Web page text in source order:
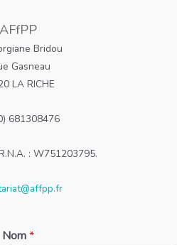
AFfPP
Bridou
Gasneau
LA RICHE
681308476
: W751203795.
Nom*